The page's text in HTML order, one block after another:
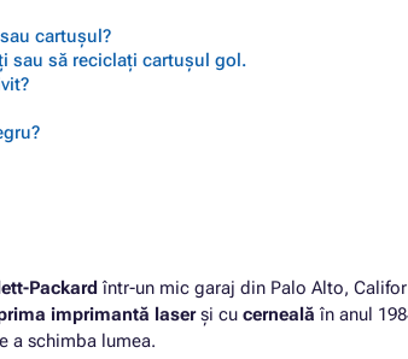
cartușul?
sau să reciclați cartușul gol.
Packard într-un mic garaj din Palo Alto,
imprimantă laserși cu cerneală în anul
a schimba lumea.